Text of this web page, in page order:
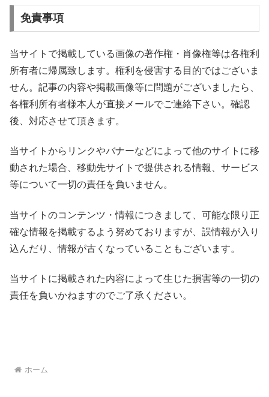
免責事項
当サイトで掲載している画像の著作権・肖像権等は各権利
所有者に帰属致します。権利を侵害する目的ではございま
せん。記事の内容や掲載画像等に問題がございましたら、
各権利所有者様本人が直接メールでご連絡下さい。確認
後、対応させて頂きます。
当サイトからリンクやバナーなどによって他のサイトに移
動された場合、移動先サイトで提供される情報、サービス
等について一切の責任を負いません。
当サイトのコンテンツ・情報につきまして、可能な限り正
確な情報を掲載するよう努めておりますが、誤情報が入り
込んだり、情報が古くなっていることもございます。
当サイトに掲載された内容によって生じた損害等の一切の
責任を負いかねますのでご了承ください。
ホーム